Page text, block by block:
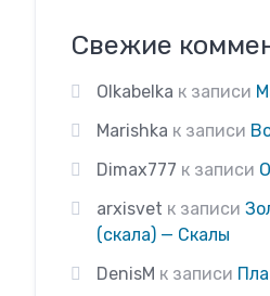
Свежие
Olkabelka к записи
Marishka к записи
Dimax777 к записи
arxisvet к записи
(скала) — Скалы
DenisM к записи